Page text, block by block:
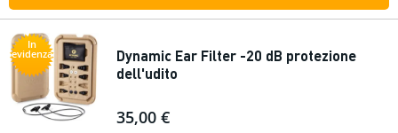
In
evidenza
Dynamic Ear Filter -20 dB protezione
dell'udito
35,00 €